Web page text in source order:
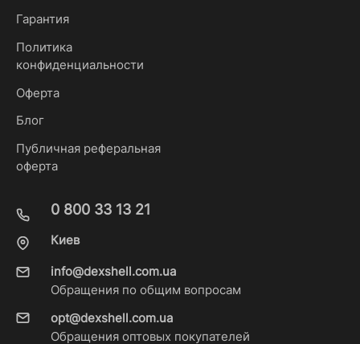
Гарантия
Политика
конфиденциальности
Оферта
Блог
Публичная реферальная
оферта
0 800 33 13 21
Киев
info@dexshell.com.ua
Обращения по общим вопросам
opt@dexshell.com.ua
Обращения оптовых покупателей